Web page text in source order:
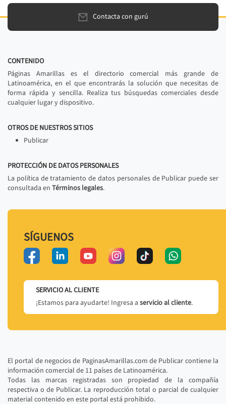
Contacta con gurú
CONTENIDO
Páginas Amarillas es el directorio comercial más grande de
Latinoamérica, en el que encontrarás la solución que necesitas de
forma rápida y sencilla. Realiza tus búsquedas comerciales desde
cualquier lugar y dispositivo.
OTROS DE NUESTROS SITIOS
Publicar
PROTECCIÓN DE DATOS PERSONALES
La política de tratamiento de datos personales de Publicar puede ser
consultada en Términos legales.
SÍGUENOS
SERVICIO AL CLIENTE
¡Estamos para ayudarte! Ingresa a servicio al cliente.
El portal de negocios de PaginasAmarillas.com de Publicar contiene la
información comercial de 11 países de Latinoamérica.
Todas las marcas registradas son propiedad de la compañía
respectiva o de Publicar. La reproducción total o parcial de cualquier
material contenido en este portal está prohibido.